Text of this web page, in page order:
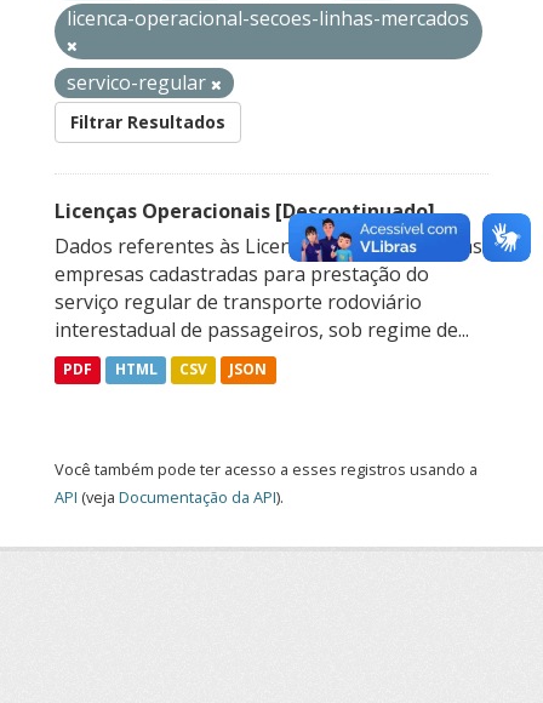
licenca-operacional-secoes-linhas-mercados
servico-regular
Filtrar Resultados
Licenças Operacionais [Descontinuado]
Dados referentes às Licenças Operacionais das
empresas cadastradas para prestação do
serviço regular de transporte rodoviário
interestadual de passageiros, sob regime de...
PDF HTML CSV JSON
Você também pode ter acesso a esses registros usando a
API (veja Documentação da API).